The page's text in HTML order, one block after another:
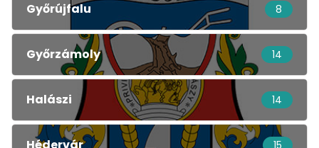
Győrújfalu 8
Győrzámoly 14
Halászi 14